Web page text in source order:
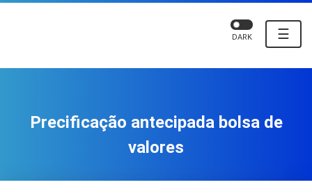
☰
DARK
Precificação antecipada bolsa de
valores